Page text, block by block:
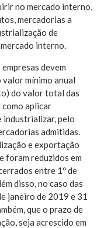
no mercado interno,
mercadorias a
de
interno.
devem
mínimo anual
do valor total das
como aplicar
industrializar, pelo
admitidas.
e exportação
foram reduzidos em
entre 1º de
disso, no caso das
janeiro de 2019 e 31
que o prazo de
seja acrescido em